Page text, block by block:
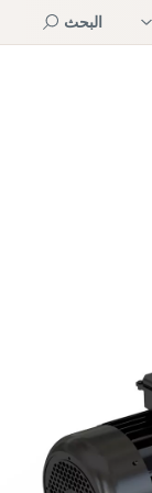
البحث